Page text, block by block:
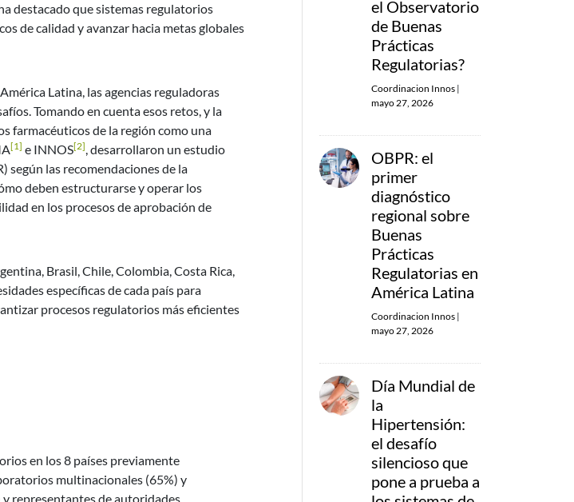
destacado que sistemas regulatorios
de calidad y avanzar hacia metas globales
Latina, las agencias reguladoras
Tomando en cuenta esos retos, y la
farmacéuticos de la región como una
[1] e INNOS[2], desarrollaron un estudio
según las recomendaciones de la
deben estructurarse y operar los
en los procesos de aprobación de
Brasil, Chile, Colombia, Costa Rica,
específicas de cada país para
procesos regulatorios más eficientes
en los 8 países previamente
multinacionales (65%) y
y representantes de autoridades
el Observatorio
de Buenas
Prácticas
Regulatorias?
Coordinacion Innos |
mayo 27, 2026
OBPR: el
primer
diagnóstico
regional sobre
Buenas
Prácticas
Regulatorias en
América Latina
Coordinacion Innos |
mayo 27, 2026
Día Mundial de
la
Hipertensión:
el desafío
silencioso que
pone a prueba a